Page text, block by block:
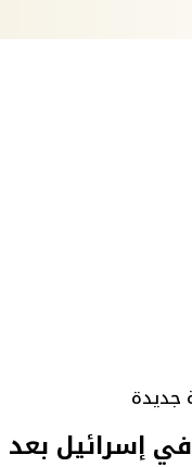
إسرائيل بعد